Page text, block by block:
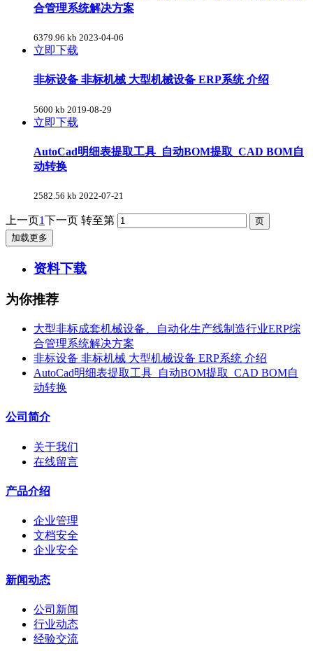
合管理系统解决方案
6379.96 kb 2023-04-06
立即下载
非标设备 非标机械 大型机械设备 ERP系统 介绍
5600 kb 2019-08-29
立即下载
AutoCad明细表提取工具_自动BOM提取_CAD BOM自
动转换
2582.56 kb 2022-07-21
上一页1下一页 转至第
加载更多
资料下载
为你推荐
大型非标成套机械设备、自动化生产线制造行业ERP综
合管理系统解决方案
非标设备 非标机械 大型机械设备 ERP系统 介绍
AutoCad明细表提取工具_自动BOM提取_CAD BOM自
动转换
公司简介
关于我们
在线留言
产品介绍
企业管理
文档安全
企业安全
新闻动态
公司新闻
行业动态
经验交流